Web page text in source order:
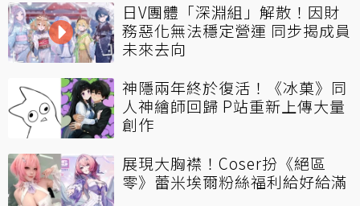
日V團體「深淵組」解散！因財
務惡化無法穩定營運 同步揭成員
未來去向
神隱兩年終於復活！《冰菓》同
人神繪師回歸 P站重新上傳大量
創作
展現大胸襟！Coser扮《絕區
零》蕾米埃爾粉絲福利給好給滿